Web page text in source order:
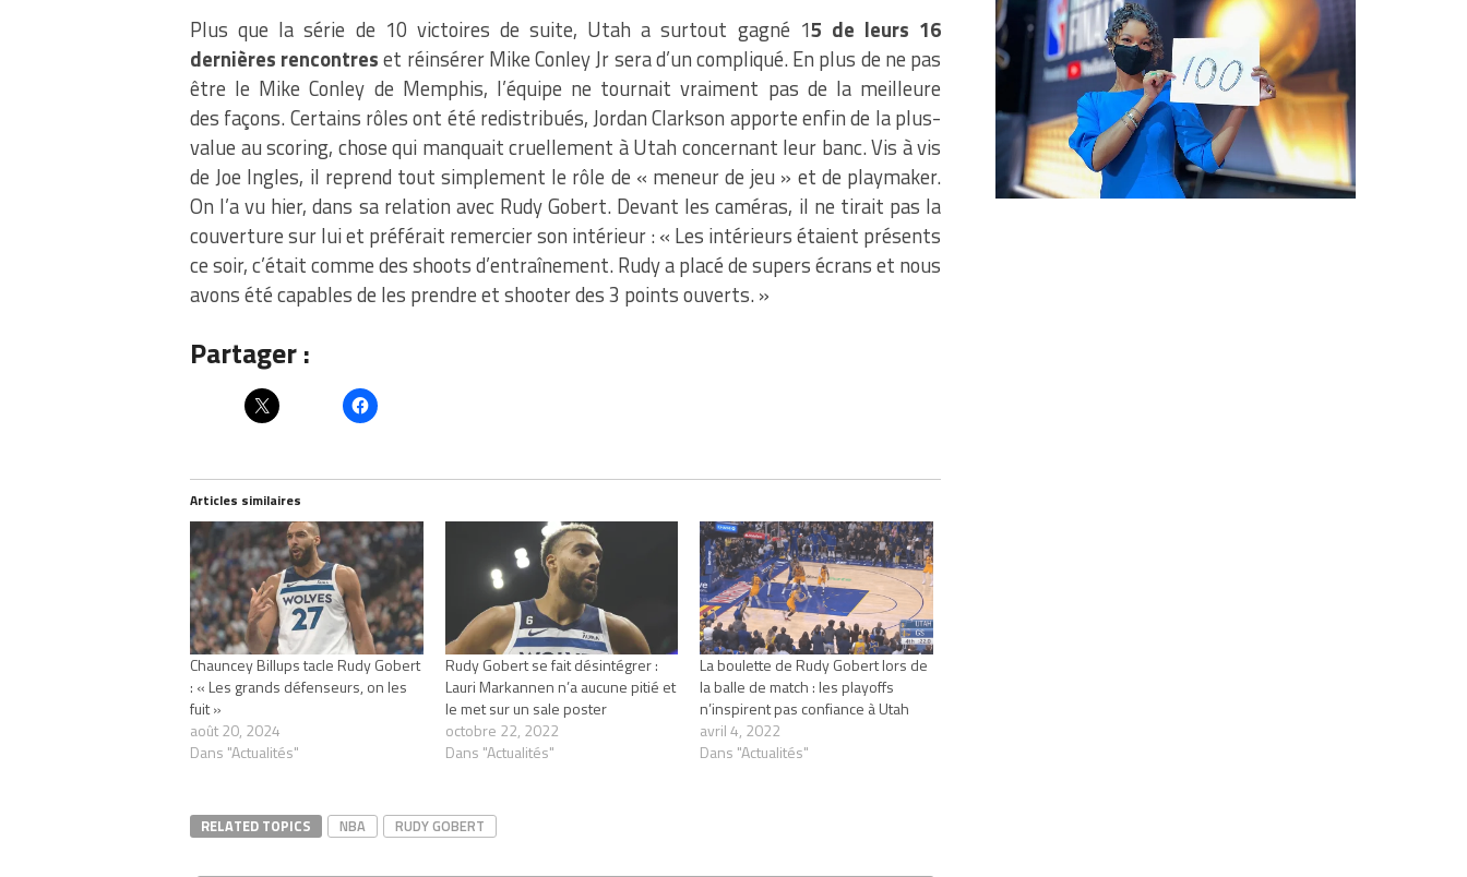
Plus que la série de 10 victoires de suite, Utah a surtout gagné 15 de leurs 16
dernières rencontreset réinsérer Mike Conley Jr sera d’un compliqué. En plus de ne pas
être le Mike Conley de Memphis, l’équipe ne tournait vraiment pas de la meilleure
des façons. Certains rôles ont été redistribués, Jordan Clarkson apporte enfin de la plus-
value au scoring, chose qui manquait cruellement à Utah concernant leur banc. Vis à vis
de Joe Ingles, il reprend tout simplement le rôle de « meneur de jeu » et de playmaker.
On l’a vu hier, dans sa relation avec Rudy Gobert. Devant les caméras, il ne tirait pas la
couverture sur lui et préférait remercier son intérieur : « Les intérieurs étaient présents
ce soir, c’était comme des shoots d’entraînement. Rudy a placé de supers écrans et nous
avons été capables de les prendre et shooter des 3 points ouverts. »
Partager :
Articles similaires
Chauncey Billups tacle Rudy Gobert
: « Les grands défenseurs, on les
fuit »
août 20, 2024
Dans "Actualités"
Rudy Gobert se fait désintégrer :
Lauri Markannen n’a aucune pitié et
le met sur un sale poster
octobre 22, 2022
Dans "Actualités"
La boulette de Rudy Gobert lors de
la balle de match : les playoffs
n’inspirent pas confiance à Utah
avril 4, 2022
Dans "Actualités"
RELATED TOPICS NBA RUDY GOBERT